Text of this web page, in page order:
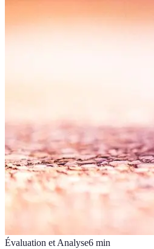
Évaluation et Analyse6 min